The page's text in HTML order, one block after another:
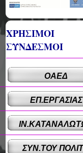
ΧΡΗΣΙΜΟΙ
ΣΥΝΔΕΣΜΟΙ
ΟΑΕΔ
ΕΠ.ΕΡΓΑΣΙΑΣ
ΣΥΝ.ΤΟΥ